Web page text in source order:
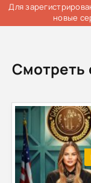
Для
новые